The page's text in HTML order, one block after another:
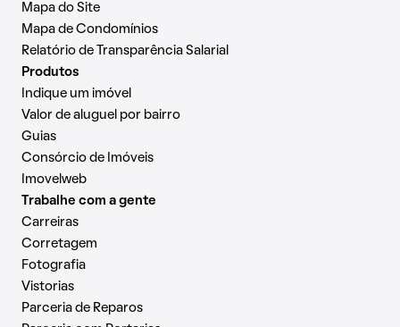
Mapa do Site
Mapa de Condomínios
Relatório de Transparência Salarial
Produtos
Indique um imóvel
Valor de aluguel por bairro
Guias
Consórcio de Imóveis
Imovelweb
Trabalhe com a gente
Carreiras
Corretagem
Fotografia
Vistorias
Parceria de Reparos